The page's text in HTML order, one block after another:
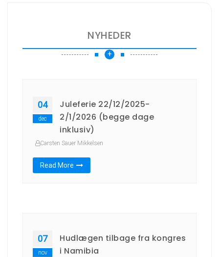
NYHEDER
+
04
dec
Juleferie 22/12/2025-
2/1/2026 (begge dage
inklusiv)
Carsten Sauer Mikkelsen
Read More
07
nov
Hudlægen tilbage fra kongres
i Namibia